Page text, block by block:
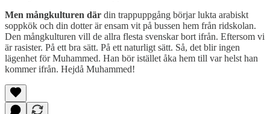
Men mångkulturen där din trappuppgång börjar lukta arabiskt
soppkök och din dotter är ensam vit på bussen hem från ridskolan.
Den mångkulturen vill de allra flesta svenskar bort ifrån. Eftersom vi
är rasister. På ett bra sätt. På ett naturligt sätt. Så, det blir ingen
lägenhet för Muhammed. Han bör istället åka hem till var helst han
kommer ifrån. Hejdå Muhammed!